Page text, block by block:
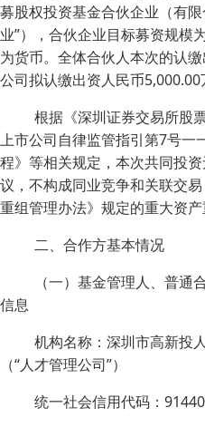
募股权投资基金合伙企业（有
业”），合伙企业目标募资规模
为货币。全体合伙人本次的认
公司拟认缴出资人民币5,000.00
根据《深圳证券交易所股
上市公司自律监管指引第7号一
程》等相关规定，本次共同投
议，不构成同业竞争和关联交
重组管理办法》规定的重大资产
二、合作方基本情况
（一）基金管理人、普通
信息
机构名称：深圳市高新投
（“人才管理公司”）
统一社会信用代码：